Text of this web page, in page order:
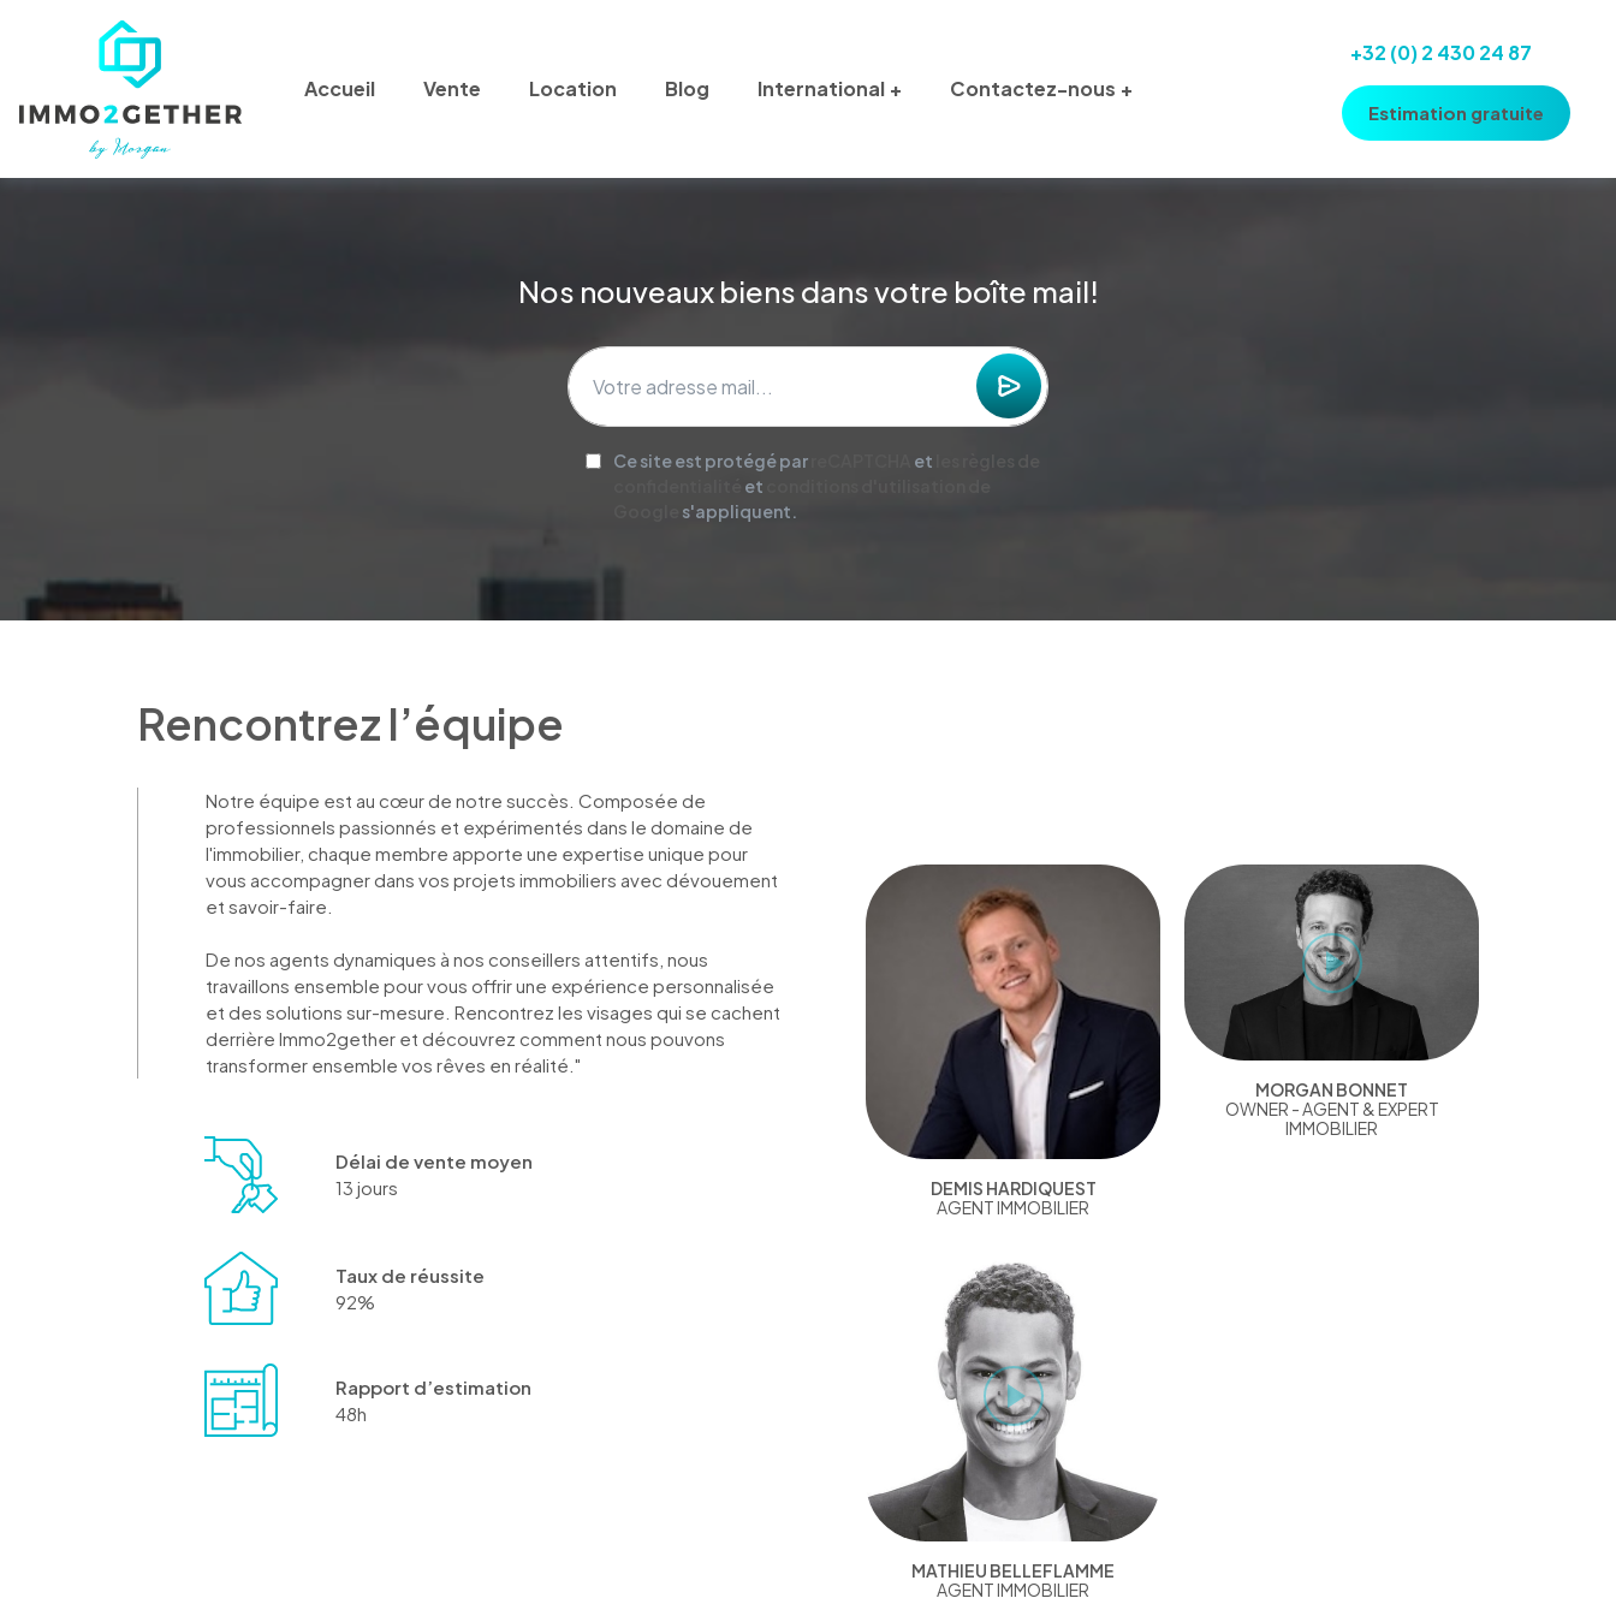
Accueil Vente Location Blog International Contactez-nous
+32 (0) 2 430 24 87
Estimation gratuite
Nos nouveaux biens dans votre boîte mail!
Ce site est protégé par et
et
s'appliquent.
Rencontrez l’équipe
Notre équipe est au cœur de notre succès. Composée de
professionnels passionnés et expérimentés dans le domaine de
l'immobilier, chaque membre apporte une expertise unique pour
vous accompagner dans vos projets immobiliers avec dévouement
et savoir-faire.
De nos agents dynamiques à nos conseillers attentifs, nous
travaillons ensemble pour vous offrir une expérience personnalisée
et des solutions sur-mesure. Rencontrez les visages qui se cachent
derrière Immo2gether et découvrez comment nous pouvons
transformer ensemble vos rêves en réalité."
Délai de vente moyen
13 jours
Taux de réussite
92%
Rapport d’estimation
48h
DEMIS HARDIQUEST
AGENT IMMOBILIER
MORGAN BONNET
OWNER - AGENT & EXPERT
IMMOBILIER
MATHIEU BELLEFLAMME
AGENT IMMOBILIER